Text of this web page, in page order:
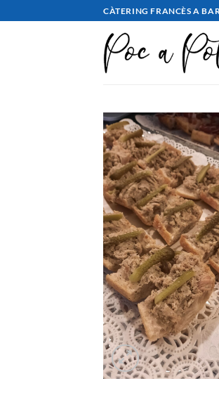
al
CÀTERING FRANCÈS A